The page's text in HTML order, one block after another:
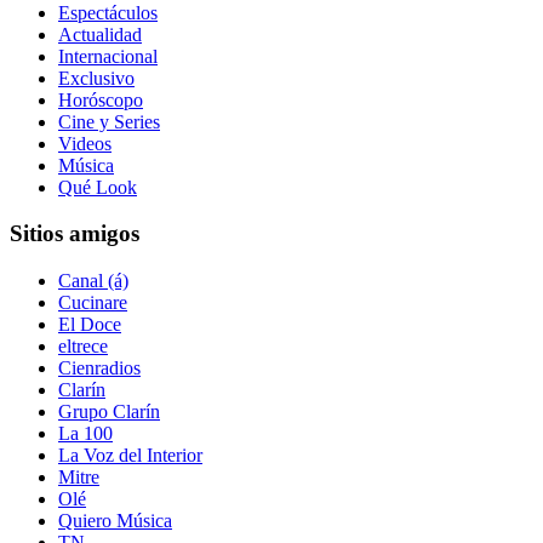
Espectáculos
Actualidad
Internacional
Exclusivo
Horóscopo
Cine y Series
Videos
Música
Qué Look
Sitios amigos
Canal (á)
Cucinare
El Doce
eltrece
Cienradios
Clarín
Grupo Clarín
La 100
La Voz del Interior
Mitre
Olé
Quiero Música